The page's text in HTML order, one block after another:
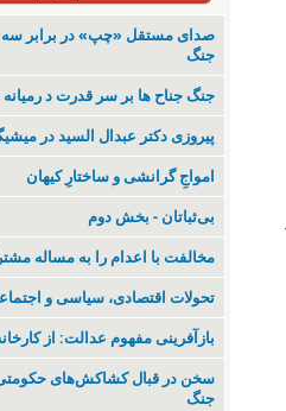
صدای مستقل «چپ» در برابر
جنگ
جنگ جناح ها بر سر قدرت د رمیانە
پیروزی دکتر عبدال السید در
‌امواجِ گرانشی و ساختارِ کیهان
بی‌ثباتان - بخش دوم
مخالفت با اعدام را به مساله
تحولات اقتصادی، سیاسی و
بازآفرینی مفهوم عدالت: از
سخن در قبال کشاکش‌های حکومتی
جنگ